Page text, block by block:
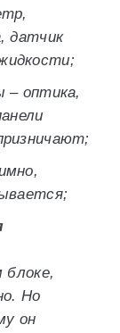
датчик
– оптика,
Но
он